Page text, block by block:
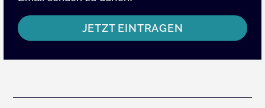
JETZT EINTRAGEN